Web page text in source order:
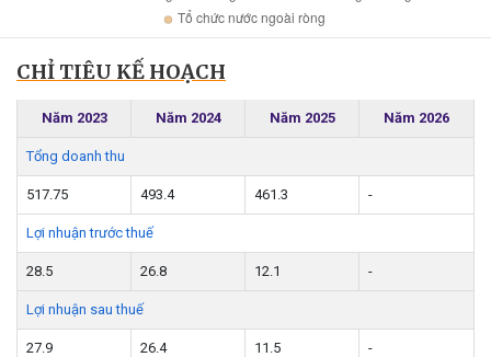
CHỈ TIÊU KẾ HOẠCH
Năm 2023 Năm 2024 Năm 2025 Năm 2026
Tổng doanh thu
517.75 493.4 461.3 -
Lợi nhuận trước thuế
28.5 26.8 12.1 -
Lợi nhuận sau thuế
27.9 26.4 11.5 -